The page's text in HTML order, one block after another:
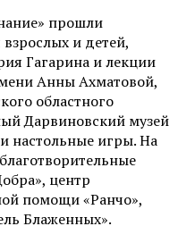
прошли
и детей,
Гагарина и лекции
Анны Ахматовой,
областного
Дарвиновский музей
настольные игры. На
центр
помощи «Ранчо»,
Блаженных».